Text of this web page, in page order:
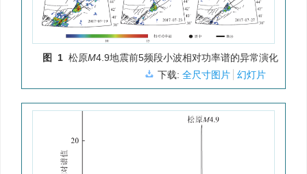
图 1 松原M4.9地震前5频段小波相对功率谱的异常演化
下载: 全尺寸图片 幻灯片